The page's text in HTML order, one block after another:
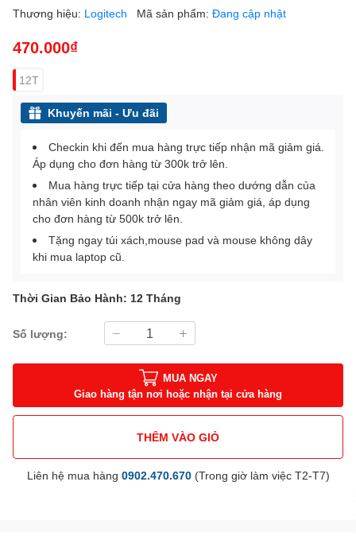
Thương hiệu: Logitech Mã sản phẩm: Đang cập nhật
470.000₫
12T
Khuyến mãi - Ưu đãi
Checkin khi đến mua hàng trực tiếp nhận mã giảm giá.
Áp dụng cho đơn hàng từ 300k trở lên.
Mua hàng trực tiếp tại cửa hàng theo dướng dẫn của
nhân viên kinh doanh nhận ngay mã giảm giá, áp dụng
cho đơn hàng từ 500k trở lên.
Tặng ngay túi xách,mouse pad và mouse không dây
khi mua laptop cũ.
Thời Gian Bảo Hành: 12 Tháng
Số lượng:
MUA NGAY
Giao hàng tận nơi hoặc nhận tại cửa hàng
THÊM VÀO GIỎ
Liên hệ mua hàng 0902.470.670(Trong giờ làm việc T2-T7)